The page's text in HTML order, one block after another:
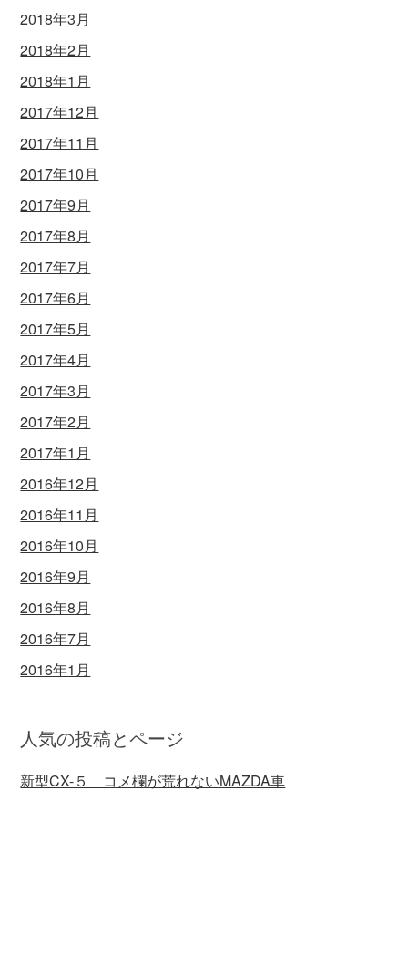
2018年3月
2018年2月
2018年1月
2017年12月
2017年11月
2017年10月
2017年9月
2017年8月
2017年7月
2017年6月
2017年5月
2017年4月
2017年3月
2017年2月
2017年1月
2016年12月
2016年11月
2016年10月
2016年9月
2016年8月
2016年7月
2016年1月
人気の投稿とページ
新型CX-５ コメ欄が荒れないMAZDA車